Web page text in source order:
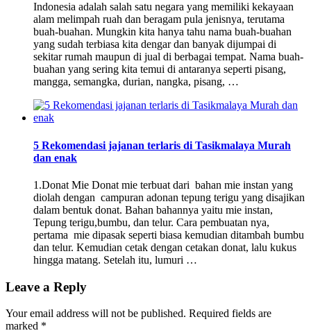
Indonesia adalah salah satu negara yang memiliki kekayaan
alam melimpah ruah dan beragam pula jenisnya, terutama
buah-buahan. Mungkin kita hanya tahu nama buah-buahan
yang sudah terbiasa kita dengar dan banyak dijumpai di
sekitar rumah maupun di jual di berbagai tempat. Nama buah-
buahan yang sering kita temui di antaranya seperti pisang,
mangga, semangka, durian, nangka, pisang, …
5 Rekomendasi jajanan terlaris di Tasikmalaya Murah
dan enak
1.Donat Mie Donat mie terbuat dari bahan mie instan yang
diolah dengan campuran adonan tepung terigu yang disajikan
dalam bentuk donat. Bahan bahannya yaitu mie instan,
Tepung terigu,bumbu, dan telur. Cara pembuatan nya,
pertama mie dipasak seperti biasa kemudian ditambah bumbu
dan telur. Kemudian cetak dengan cetakan donat, lalu kukus
hingga matang. Setelah itu, lumuri …
Leave a Reply
Your email address will not be published. Required fields are
marked *